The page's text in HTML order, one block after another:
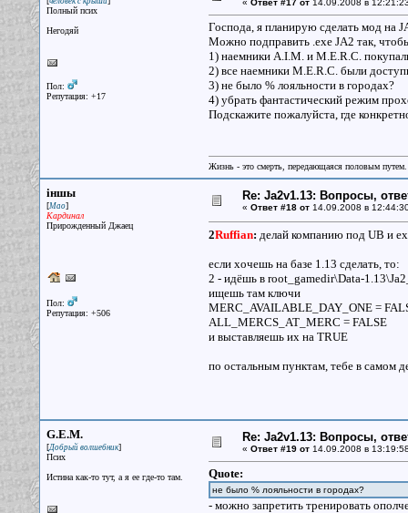
Полный псих
Негодяй
Пол:
Репутация: +17
« Ответ #17 от14.09.2008 в
Господа, я планирую сделать мод на
Можно подправить .exe JA2 так,
1) наемники A.I.M. и M.E.R.C.
2) все наемники M.E.R.C. были
3) не было % лояльности в городах?
4) убрать фантастический режим
Подскажите пожалуйста, где
Жизнь - это смерть, передающаяся половым путем.
iншы
[Мао]
Кардинал
Прирожденный Джаец
Пол:
Репутация: +506
Re: Ja2v1.13: Вопросы,
« Ответ #18 от14.09.2008 в
2Ruffian: делай компанию под UB и
если хочешь на базе 1.13 сделать, то:
2 - идёшь в root_gamedir\Data-
ищешь там ключи
MERC_AVAILABLE_DAY_ONE =
ALL_MERCS_AT_MERC = FALSE
и выставляешь их на TRUE
по остальным пунктам, тебе в самом
G.E.M.
[Добрый волшебник]
Псих
Истина как-то тут, а я ее где-то там.
Re: Ja2v1.13: Вопросы,
« Ответ #19 от14.09.2008 в
Quote:
не было % лояльности в городах?
- можно запретить тренировать